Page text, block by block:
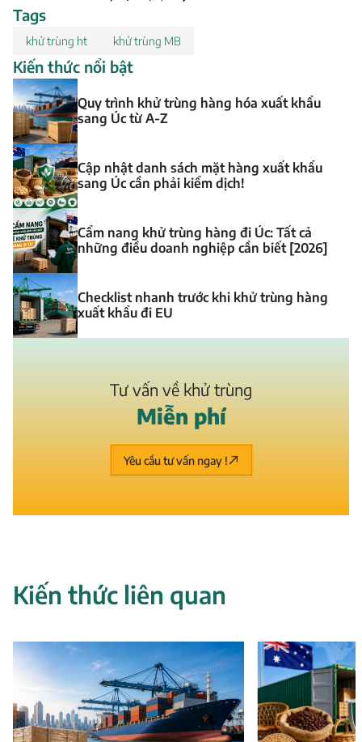
Tags
khử trùng ht khử trùng MB
Kiến thức nổi bật
Quy trình khử trùng hàng hóa xuất khẩu
sang Úc từ A-Z
Cập nhật danh sách mặt hàng xuất khẩu
sang Úc cần phải kiểm dịch!
Cẩm nang khử trùng hàng đi Úc: Tất cả
những điều doanh nghiệp cần biết [2026]
Checklist nhanh trước khi khử trùng hàng
xuất khẩu đi EU
Tư vấn về khử trùng
Miễn phí
Yêu cầu tư vấn ngay !
Kiến thức liên quan